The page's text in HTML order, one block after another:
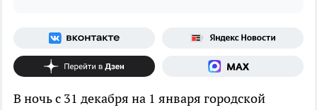
В ночь с 31 декабря на 1 января городской